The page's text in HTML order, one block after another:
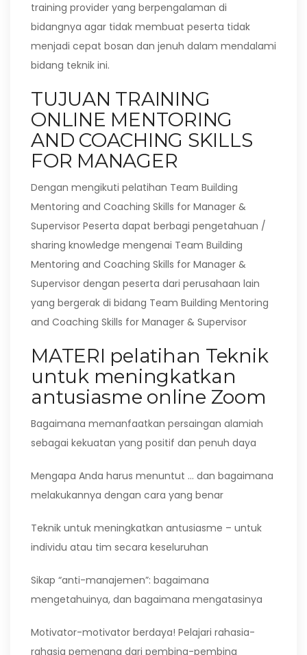
training provider yang berpengalaman di
bidangnya agar tidak membuat peserta tidak
menjadi cepat bosan dan jenuh dalam mendalami
bidang teknik ini.
TUJUAN TRAINING
ONLINE MENTORING
AND COACHING SKILLS
FOR MANAGER
Dengan mengikuti pelatihan Team Building
Mentoring and Coaching Skills for Manager &
Supervisor Peserta dapat berbagi pengetahuan /
sharing knowledge mengenai Team Building
Mentoring and Coaching Skills for Manager &
Supervisor dengan peserta dari perusahaan lain
yang bergerak di bidang Team Building Mentoring
and Coaching Skills for Manager & Supervisor
MATERI pelatihan Teknik
untuk meningkatkan
antusiasme online Zoom
Bagaimana memanfaatkan persaingan alamiah
sebagai kekuatan yang positif dan penuh daya
Mengapa Anda harus menuntut … dan bagaimana
melakukannya dengan cara yang benar
Teknik untuk meningkatkan antusiasme – untuk
individu atau tim secara keseluruhan
Sikap “anti-manajemen”: bagaimana
mengetahuinya, dan bagaimana mengatasinya
Motivator-motivator berdaya! Pelajari rahasia-
rahasia pemenang dari pembina-pembina